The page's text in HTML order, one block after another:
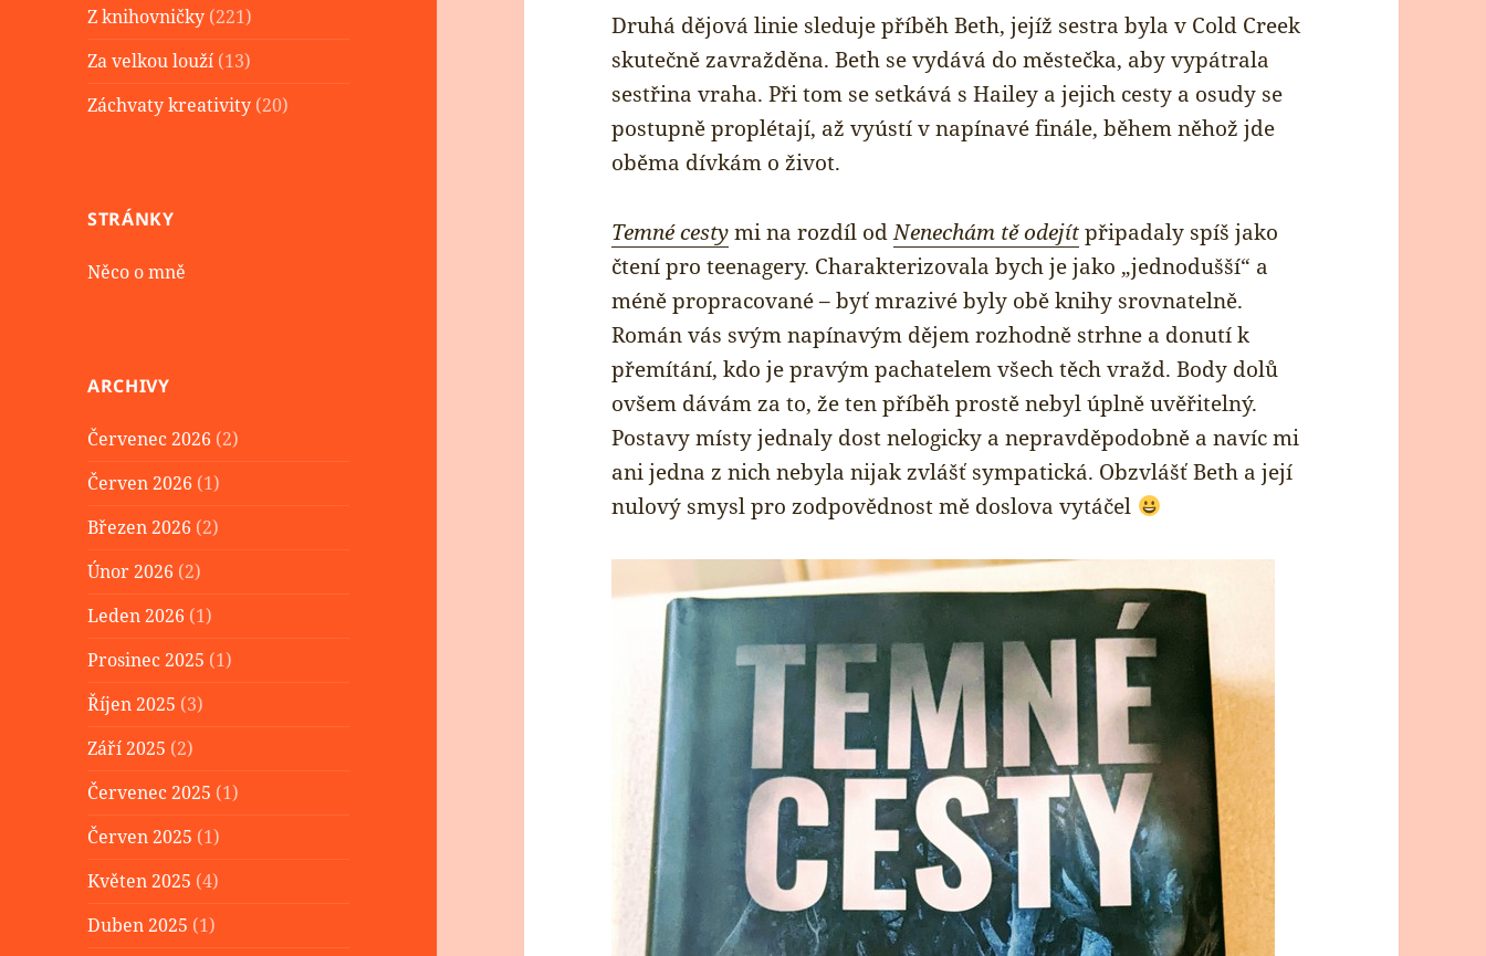
Z knihovničky (221)
Za velkou louží (13)
Záchvaty kreativity (20)
STRÁNKY
Něco o mně
ARCHIVY
Červenec 2026 (2)
Červen 2026 (1)
Březen 2026 (2)
Únor 2026 (2)
Leden 2026 (1)
Prosinec 2025 (1)
Říjen 2025 (3)
Září 2025 (2)
Červenec 2025 (1)
Červen 2025 (1)
Květen 2025 (4)
Duben 2025 (1)
Druhá dějová linie sleduje příběh Beth, jejíž sestra byla v Cold Creek
skutečně zavražděna. Beth se vydává do městečka, aby vypátrala
sestřina vraha. Při tom se setkává s Hailey a jejich cesty a osudy se
postupně proplétají, až vyústí v napínavé finále, během něhož jde
oběma dívkám o život.
Temné cestymi na rozdíl odNenechám tě odejítpřipadaly spíš jako
čtení pro teenagery. Charakterizovala bych je jako „jednodušší“ a
méně propracované – byť mrazivé byly obě knihy srovnatelně.
Román vás svým napínavým dějem rozhodně strhne a donutí k
přemítání, kdo je pravým pachatelem všech těch vražd. Body dolů
ovšem dávám za to, že ten příběh prostě nebyl úplně uvěřitelný.
Postavy místy jednaly dost nelogicky a nepravděpodobně a navíc mi
ani jedna z nich nebyla nijak zvlášť sympatická. Obzvlášť Beth a její
nulový smysl pro zodpovědnost mě doslova vytáčel